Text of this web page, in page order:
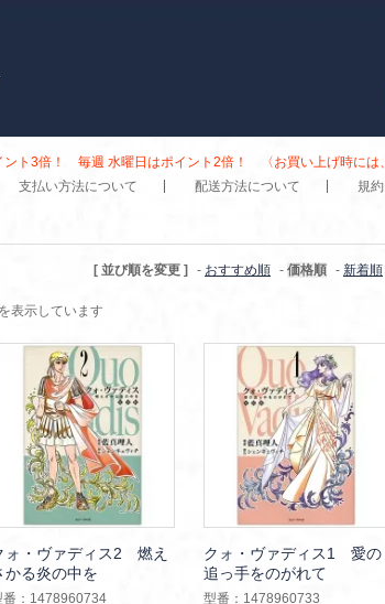
ト3倍！ 毎週 水曜日はポイント2倍！ 〈お買い上げ時には
支払い方法について 配送方法について 規
[ 並び順を変更 ] - おすすめ順 - 価格順 - 新着順
表示しています
ォ・ヴァディス2 燃え
かる炎の中を
番：1478960734
クォ・ヴァディス1 愛の
追っ手をのがれて
型番：1478960733